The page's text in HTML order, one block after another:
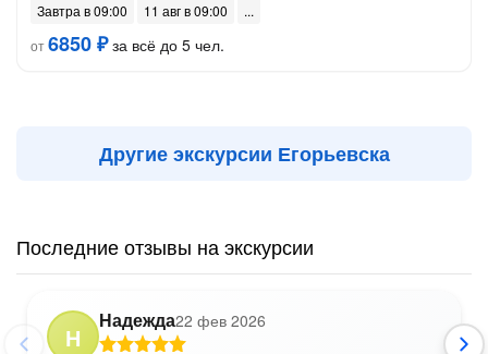
Завтра в 09:00
11 авг в 09:00
от6850 ₽за всё до 5 чел.
Другие экскурсии Егорьевска
Последние отзывы на экскурсии
Н
Надежда22 фев 2026